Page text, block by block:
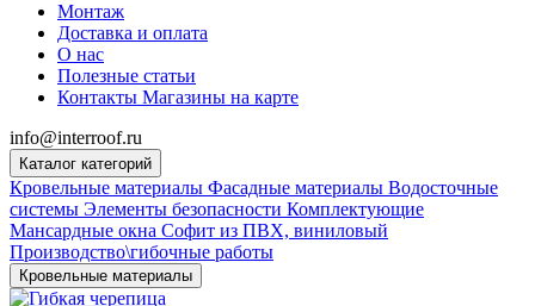
Монтаж
Доставка и оплата
О нас
Полезные статьи
Контакты Магазины на карте
info@interroof.ru
Каталог категорий
Кровельные материалы Фасадные материалы Водосточные
системы Элементы безопасности Комплектующие
Мансардные окна Софит из ПВХ, виниловый
Производство\гибочные работы
Кровельные материалы